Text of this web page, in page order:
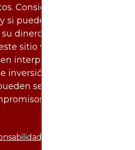
Considere si entiende su
si puede asumir el alto
dinero.
sitio web y los servicios
interpretarse como
inversión ni financiero en
servir de base para
de ningún tipo.